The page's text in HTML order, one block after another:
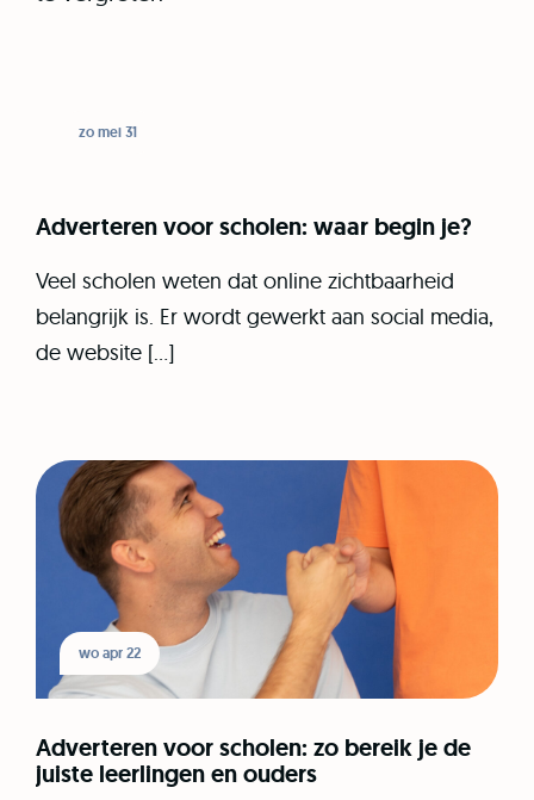
zo mei 31
Adverteren voor scholen: waar begin je?
Veel scholen weten dat online zichtbaarheid
belangrijk is. Er wordt gewerkt aan social media,
de website […]
wo apr 22
Adverteren voor scholen: zo bereik je de
juiste leerlingen en ouders